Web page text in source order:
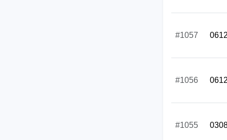
#1057
#1056
#1055